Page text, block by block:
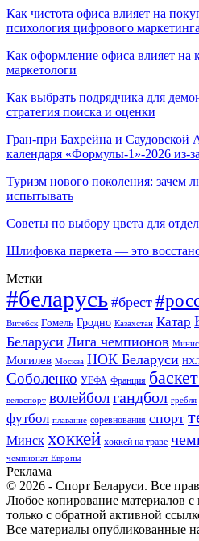
Как чистота офиса влияет на
психология цифрового маркетинга
Как оформление офиса влияет на
маркетологи
Как выбрать подрядчика для
стратегия поиска и оценки
Гран-при Бахрейна и Саудовской
календаря «Формулы-1»-2026 из-
Туризм нового поколения: зачем
испытывать
Советы по выбору цвета для
Шлифовка паркета — это
Метки
#беларусь #брест
Витебск Гомель Гродно Казахстан Катар
Беларуси Лига чемпионов
Могилев Москва НОК Беларуси
Соболенко УЕФА Франция
велоспорт волейболгандбол гребля
футбол плавание соревнования спорт
Минск хоккей хоккей на траве
чемпионат Европы
Реклама
© 2026 - Спорт Беларуси. Все
Любое копирование материалов с
только с обратной активной
Все материалы опубликованные